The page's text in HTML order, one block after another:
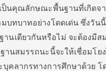
ป็นคุณลักษณะพื้นฐานที่เกิดจ
ทบาทอย่างโดดเด่น ซึ่งวันนี้
นเดียวกันหรือไม่ จะต้องมีส
นสมรรถนะนี้จะให้เชื่อมโย
คลากรทางการศึกษาด้วย